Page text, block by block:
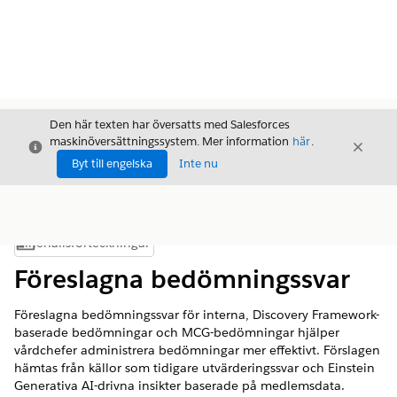
Stäng
Den här texten har översatts med Salesforces
maskinöversättningssystem. Mer information här.
Byt till engelska
Inte nu
Stäng
Visa innehållsförteckning
Innehållsförteckningar
Föreslagna bedömningssvar
Föreslagna bedömningssvar för interna, Discovery Framework-
baserade bedömningar och MCG-bedömningar hjälper
vårdchefer administrera bedömningar mer effektivt. Förslagen
hämtas från källor som tidigare utvärderingssvar och Einstein
Generativa AI-drivna insikter baserade på medlemsdata.